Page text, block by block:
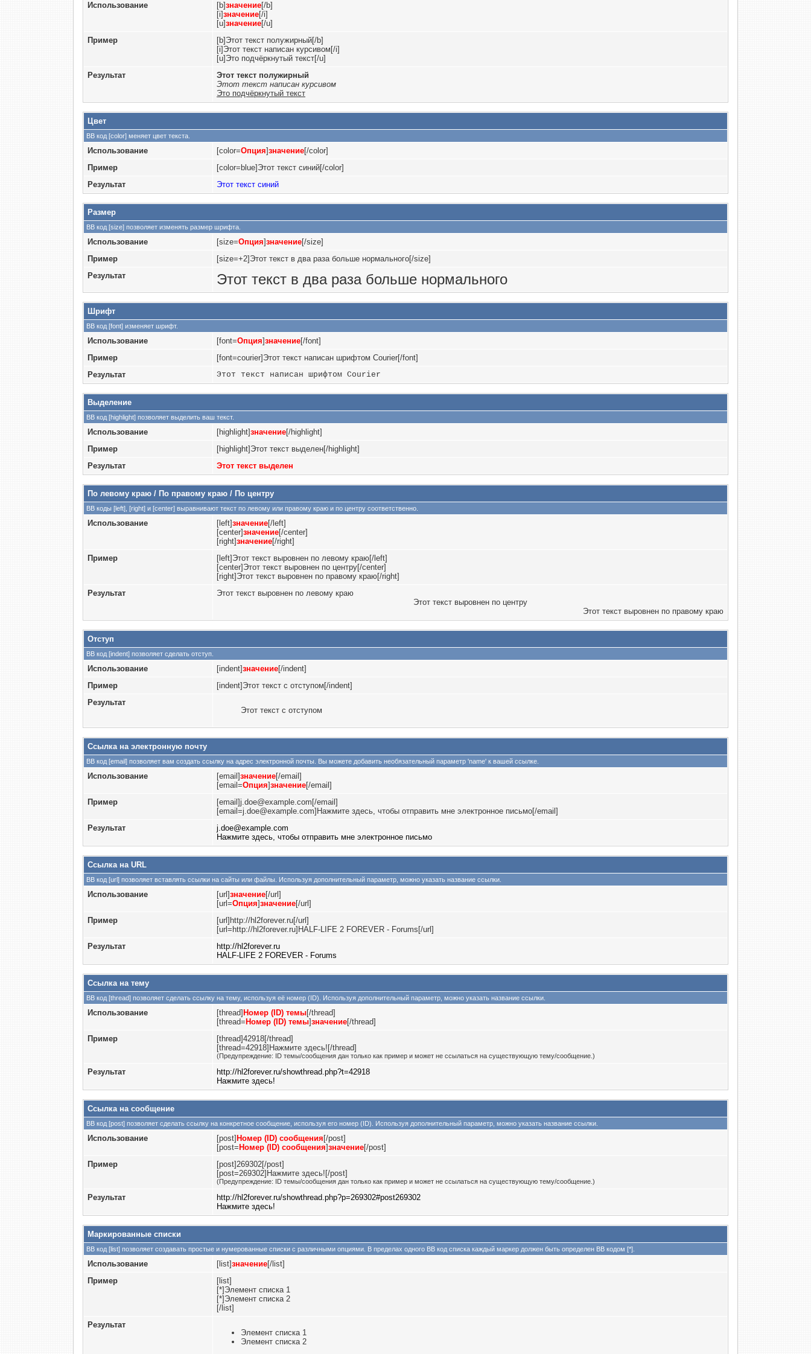
Использование [b]значение[/b]
[i]значение[/i]
[u]значение[/u]
Пример
[b]Этот текст полужирный[/b]
[i]Этот текст написан курсивом[/i]
[u]Это подчёркнутый текст[/u]
Результат
Этот текст полужирный
Этот текст написан курсивом
Это подчёркнутый текст
Цвет
BB код [color] меняет цвет текста.
Использование [color=Опция]значение[/color]
Пример
[color=blue]Этот текст синий[/color]
Результат
Этот текст синий
Размер
BB код [size] позволяет изменять размер шрифта.
Использование [size=Опция]значение[/size]
Пример
[size=+2]Этот текст в два раза больше нормального[/size]
Результат
Этот текст в два раза больше нормального
Шрифт
BB код [font] изменяет шрифт.
Использование [font=Опция]значение[/font]
Пример
[font=courier]Этот текст написан шрифтом Courier[/font]
Результат
Этот текст написан шрифтом Courier
Выделение
BB код [highlight] позволяет выделить ваш текст.
Использование [highlight]значение[/highlight]
Пример
[highlight]Этот текст выделен[/highlight]
Результат
Этот текст выделен
По левому краю / По правому краю / По центру
BB коды [left], [right] и [center] выравнивают текст по левому или правому краю и по центру соответственно.
Использование [left]значение[/left]
[center]значение[/center]
[right]значение[/right]
Пример
[left]Этот текст выровнен по левому краю[/left]
[center]Этот текст выровнен по центру[/center]
[right]Этот текст выровнен по правому краю[/right]
Результат
Этот текст выровнен по левому краю
Этот текст выровнен по центру
Этот текст выровнен по правому краю
Отступ
BB код [indent] позволяет сделать отступ.
Использование [indent]значение[/indent]
Пример
[indent]Этот текст с отступом[/indent]
Результат
Этот текст с отступом
Ссылка на электронную почту
BB код [email] позволяет вам создать ссылку на адрес электронной почты. Вы можете добавить необязательный параметр 'name' к вашей ссылке.
Использование [email]значение[/email]
[email=Опция]значение[/email]
Пример
[email]j.doe@example.com[/email]
[email=j.doe@example.com]Нажмите здесь, чтобы отправить мне электронное письмо[/email]
Результат
j.doe@example.com
Нажмите здесь, чтобы отправить мне электронное письмо
Ссылка на URL
BB код [url] позволяет вставлять ссылки на сайты или файлы. Используя дополнительный параметр, можно указать название ссылки.
Использование [url]значение[/url]
[url=Опция]значение[/url]
Пример
[url]http://hl2forever.ru[/url]
[url=http://hl2forever.ru]HALF-LIFE 2 FOREVER - Forums[/url]
Результат
http://hl2forever.ru
HALF-LIFE 2 FOREVER - Forums
Ссылка на тему
BB код [thread] позволяет сделать ссылку на тему, используя её номер (ID). Используя дополнительный параметр, можно указать название ссылки.
Использование [thread] Номер (ID) темы[/thread]
[thread= Номер (ID) темы]значение[/thread]
Пример
[thread]42918[/thread]
[thread=42918]Нажмите здесь![/thread]
(Предупреждение: ID темы/сообщения дан только как пример и может не ссылаться на существующую тему/сообщение.)
Результат
http://hl2forever.ru/showthread.php?t=42918
Нажмите здесь!
Ссылка на сообщение
BB код [post] позволяет сделать ссылку на конкретное сообщение, используя его номер (ID). Используя дополнительный параметр, можно указать название ссылки.
Использование [post] Номер (ID) сообщения [/post]
[post= Номер (ID) сообщения]значение[/post]
Пример
[post]269302[/post]
[post=269302]Нажмите здесь![/post]
(Предупреждение: ID темы/сообщения дан только как пример и может не ссылаться на существующую тему/сообщение.)
Результат
http://hl2forever.ru/showthread.php?p=269302#post269302
Нажмите здесь!
Маркированные списки
BB код [list] позволяет создавать простые и нумерованные списки с различными опциями. В пределах одного BB код списка каждый маркер должен быть определен BB кодом [*].
Использование [list]значение[/list]
Пример
[list]
[*]Элемент списка 1
[*]Элемент списка 2
[/list]
Результат
Элемент списка 1
Элемент списка 2